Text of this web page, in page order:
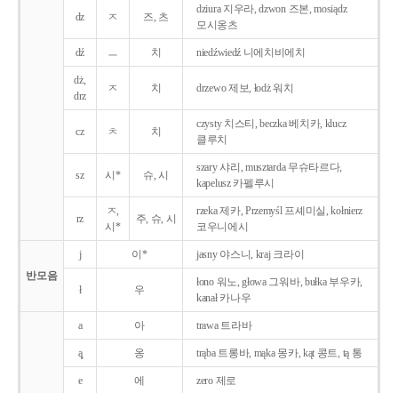
dz ㅈ 즈, 츠
dziura 지우라, dzwon 즈본, mosiądz
모시옹츠
dź ㅡ 치 niedźwiedź 니에치비에치
dż,
drz
ㅈ 치 drzewo 제보, łodż 워치
cz ㅊ 치
czysty 치스티, beczka 베치카, klucz
클루치
sz 시* 슈, 시
szary 샤리, musztarda 무슈타르다,
kapelusz 카펠루시
rz
ㅈ,
시*
주, 슈, 시
rzeka 제카, Przemyśl 프셰미실, kołnierz
코우니에시
반모음
j 이* jasny 야스니, kraj 크라이
ł 우
łono 워노, głowa 그워바, bułka 부우카,
kanał 카나우
a 아 trawa 트라바
ą̨ 옹 trąba 트롱바, mąka 몽카, kąt 콩트, tą 통
e 에 zero 제로